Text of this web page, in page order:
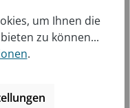
um Ihnen die
zu können...
.